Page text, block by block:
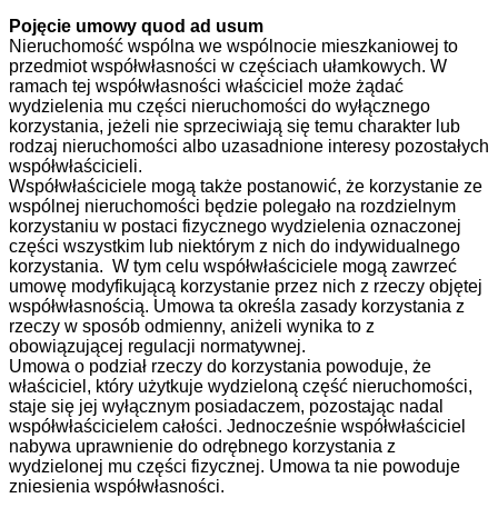
Pojęcie umowy quod ad usum
Nieruchomość wspólna we wspólnocie mieszkaniowej to
przedmiot współwłasności w częściach ułamkowych. W
ramach tej współwłasności właściciel może żądać
wydzielenia mu części nieruchomości do wyłącznego
korzystania, jeżeli nie sprzeciwiają się temu charakter lub
rodzaj nieruchomości albo uzasadnione interesy pozostałych
współwłaścicieli.
Współwłaściciele mogą także postanowić, że korzystanie ze
wspólnej nieruchomości będzie polegało na rozdzielnym
korzystaniu w postaci fizycznego wydzielenia oznaczonej
części wszystkim lub niektórym z nich do indywidualnego
korzystania. W tym celu współwłaściciele mogą zawrzeć
umowę modyfikującą korzystanie przez nich z rzeczy objętej
współwłasnością. Umowa ta określa zasady korzystania z
rzeczy w sposób odmienny, aniżeli wynika to z
obowiązującej regulacji normatywnej.
Umowa o podział rzeczy do korzystania powoduje, że
właściciel, który użytkuje wydzieloną część nieruchomości,
staje się jej wyłącznym posiadaczem, pozostając nadal
współwłaścicielem całości. Jednocześnie współwłaściciel
nabywa uprawnienie do odrębnego korzystania z
wydzielonej mu części fizycznej. Umowa ta nie powoduje
zniesienia współwłasności.